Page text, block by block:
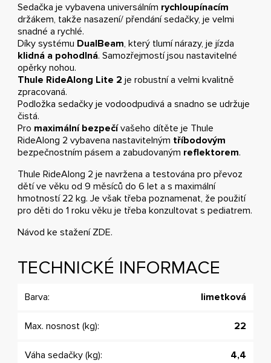
Sedačka je vybavena universálním rychloupínacím
držákem, takže nasazení/ přendání sedačky, je velmi
snadné a rychlé.
Díky systému DualBeam, který tlumí nárazy, je jízda
klidná a pohodlná. Samozřejmostí jsou nastavitelné
opěrky nohou.
Thule RideAlong Lite 2je robustní a velmi kvalitně
zpracovaná.
Podložka sedačky je vodoodpudivá a snadno se udržuje
čistá.
Pro maximální bezpečívašeho dítěte je Thule
RideAlong 2 vybavena nastavitelným tříbodovým
bezpečnostním pásem a zabudovaným reflektorem.
Thule RideAlong 2 je navržena a testována pro převoz
dětí ve věku od 9 měsíců do 6 let a s maximální
hmotností 22 kg. Je však třeba poznamenat, že použití
pro děti do 1 roku věku je třeba konzultovat s pediatrem.
Návod ke stažení ZDE.
TECHNICKÉ INFORMACE
Barva: limetková
Max. nosnost (kg): 22
Váha sedačky (kg): 4,4